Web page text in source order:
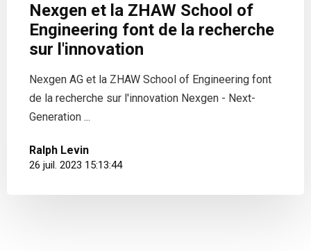
Nexgen et la ZHAW School of
Engineering font de la recherche
sur l'innovation
Nexgen AG et la ZHAW School of Engineering font
de la recherche sur l'innovation Nexgen - Next-
Generation ...
Ralph Levin
26 juil. 2023 15:13:44